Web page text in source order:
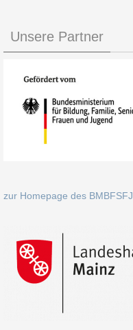
Unsere Partner
zur Homepage des BMBFSFJ